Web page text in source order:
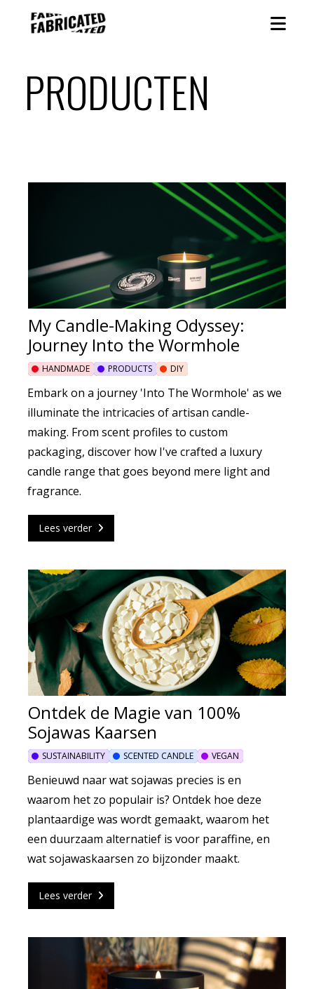
PRODUCTEN
My Candle-Making Odyssey:
Journey Into the Wormhole
HANDMADE PRODUCTS DIY
Embark on a journey 'Into The Wormhole' as we
illuminate the intricacies of artisan candle-
making. From scent profiles to custom
packaging, discover how I've crafted a luxury
candle range that goes beyond mere light and
fragrance.
Lees verder
Ontdek de Magie van 100%
Sojawas Kaarsen
SUSTAINABILITY SCENTED CANDLE VEGAN
Benieuwd naar wat sojawas precies is en
waarom het zo populair is? Ontdek hoe deze
plantaardige was wordt gemaakt, waarom het
een duurzaam alternatief is voor paraffine, en
wat sojawaskaarsen zo bijzonder maakt.
Lees verder